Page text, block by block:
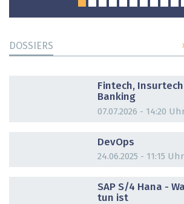
DOSSIERS
Fintech,
Banking
07.07.2026 - 14:20
DevOps
24.06.2025 - 11:15 Uhr
SAP S/4 Hana -
tun ist